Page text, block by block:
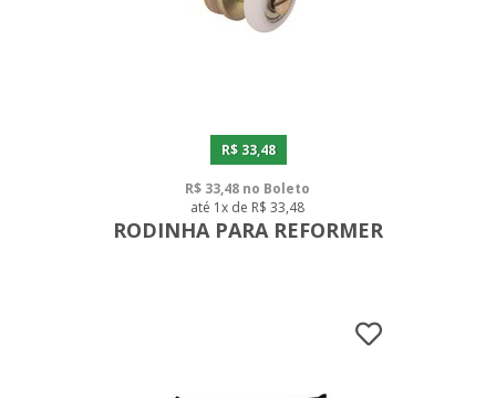
R$ 33,48
R$ 33,48 no Boleto
até 1x de R$ 33,48
RODINHA PARA REFORMER